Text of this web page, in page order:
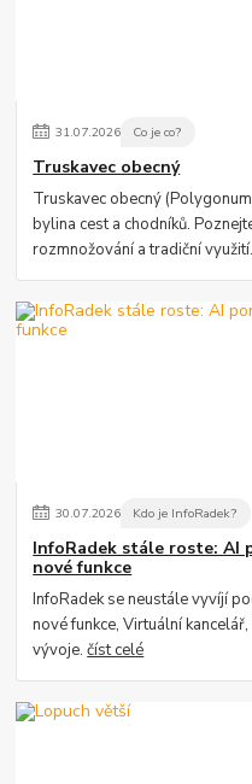
31.07.2026 Co je co?
Truskavec obecný
Truskavec obecný
bylina cest a chodníků.
rozmnožování a tradiční
30.07.2026 Kdo je InfoRadek?
InfoRadek stále roste: AI
nové funkce
InfoRadek se neustále vyvíjí
nové funkce, Virtuální
vývoje.číst celé